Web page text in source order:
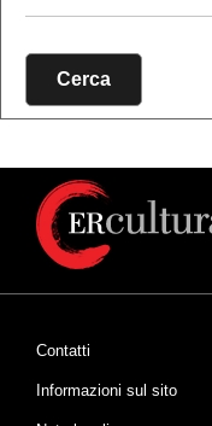
Cerca
Contatti
Informazioni sul sito